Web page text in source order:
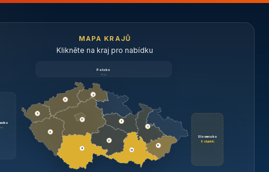
MAPA KRAJŮ
Klikněte na kraj pro nabídku
Polsko
brzy
Slovensko
6 objektů
3
9
3
3
3
3
1
2
11
1
6